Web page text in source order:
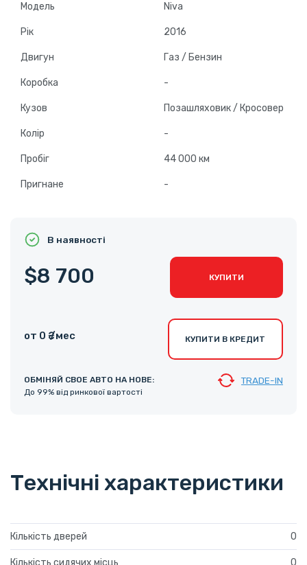
Модель Niva
Рік 2016
Двигун Газ / Бензин
Коробка -
Кузов Позашляховик / Кросовер
Колір -
Пробіг 44 000 км
Пригнане -
В наявності
$8 700 КУПИТИ
от 0 ₴ /мес КУПИТИ В КРЕДИТ
ОБМІНЯЙ СВОЕ АВТО НА НОВЕ:
До 99% від ринкової вартості
TRADE-IN
Технічні характеристики
Кількість дверей 0